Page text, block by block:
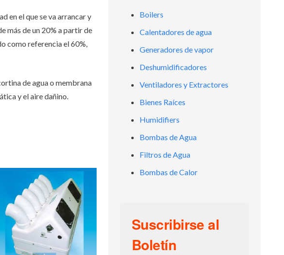
en el que se va arrancar y
más de un 20% a partir de
como referencia el 60%,
de agua o membrana
y el aire dañino.
Boilers
Calentadores de agua
Generadores de vapor
Deshumidificadores
Ventiladores y Extractores
Bienes Raíces
Humidifiers
Bombas de Agua
Filtros de Agua
Bombas de Calor
Suscribirse al
Boletín